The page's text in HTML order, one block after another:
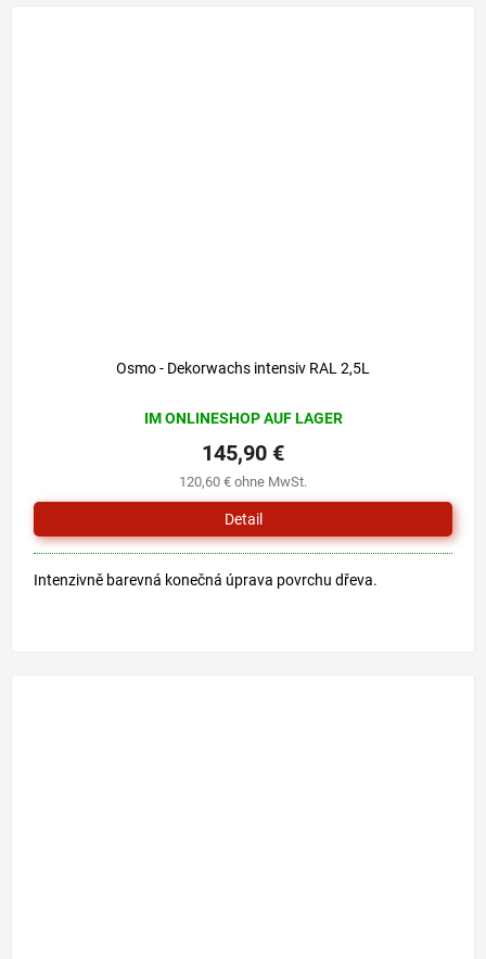
Osmo - Dekorwachs intensiv RAL 2,5L
IM ONLINESHOP AUF LAGER
120,60 € ohne MwSt.
145,90 €
Detail
Intenzivně barevná konečná úprava povrchu dřeva.